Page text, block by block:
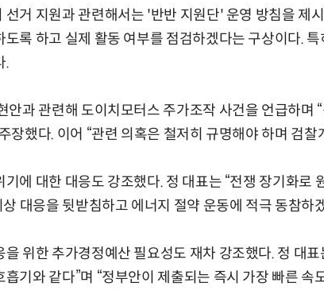
선거 지원과 관련해서는 '반반 지원단' 운영 방침을 제
도록 하고 실제 활동 여부를 점검하겠다는 구상이다.
.
안과 관련해 도이치모터스 주가조작 사건을 언급하며
장했다. 이어 “관련 의혹은 철저히 규명해야 하며 검
기에 대한 대응도 강조했다. 정 대표는 “전쟁 장기화로
상 대응을 뒷받침하고 에너지 절약 운동에 적극 동참하
을 위한 추가경정예산 필요성도 재차 강조했다. 정 대
흡기와 같다”며 “정부안이 제출되는 즉시 가장 빠른 속